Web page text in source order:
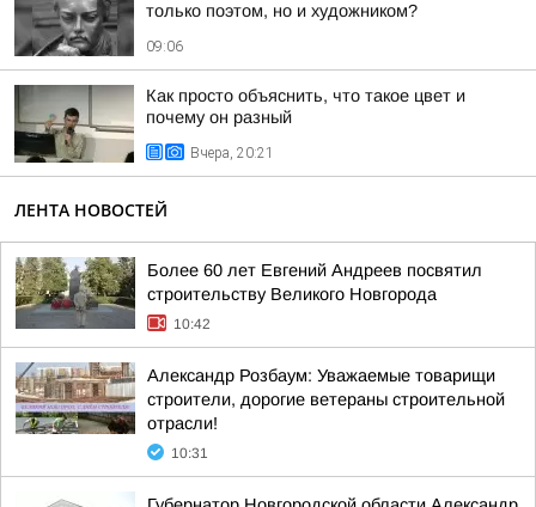
только поэтом, но и художником?
09:06
Как просто объяснить, что такое цвет и
почему он разный
Вчера, 20:21
ЛЕНТА НОВОСТЕЙ
Более 60 лет Евгений Андреев посвятил
строительству Великого Новгорода
10:42
Александр Розбаум: Уважаемые товарищи
строители, дорогие ветераны строительной
отрасли!
10:31